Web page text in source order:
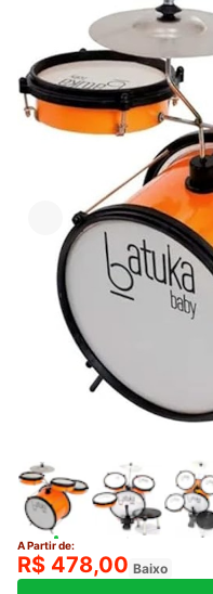
A Partir de:
R$ 478,00 Baixo